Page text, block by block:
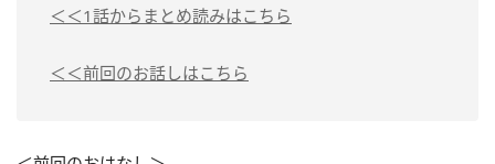
＜＜1話からまとめ読みはこちら
＜＜前回のお話しはこちら